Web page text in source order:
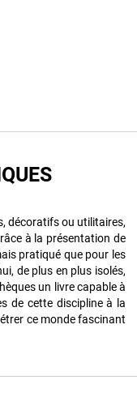
décoratifs ou utilitaires,
à la présentation de
pratiqué que pour les
de plus en plus isolés,
un livre capable à
de cette discipline à la
ce monde fascinant